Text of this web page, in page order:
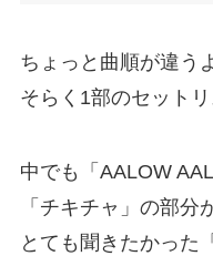
ちょっと曲順が違う
そらく1部のセット
中でも「AALOW
「チキチャ」の部分
とても聞きたかった